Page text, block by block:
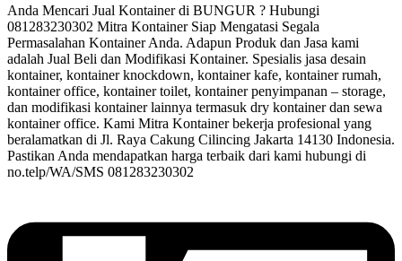
Anda Mencari Jual Kontainer di BUNGUR ? Hubungi
081283230302 Mitra Kontainer Siap Mengatasi Segala
Permasalahan Kontainer Anda. Adapun Produk dan Jasa kami
adalah Jual Beli dan Modifikasi Kontainer. Spesialis jasa desain
kontainer, kontainer knockdown, kontainer kafe, kontainer rumah,
kontainer office, kontainer toilet, kontainer penyimpanan – storage,
dan modifikasi kontainer lainnya termasuk dry kontainer dan sewa
kontainer office. Kami Mitra Kontainer bekerja profesional yang
beralamatkan di Jl. Raya Cakung Cilincing Jakarta 14130 Indonesia.
Pastikan Anda mendapatkan harga terbaik dari kami hubungi di
no.telp/WA/SMS 081283230302